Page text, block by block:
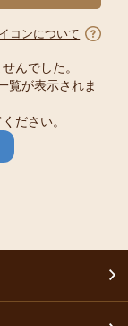
コンについて
んでした。
覧が表示されま
ださい。